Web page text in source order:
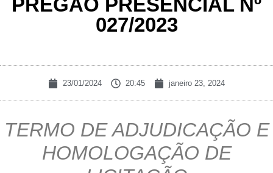
PREGÃO PRESENCIAL Nº
027/2023
23/01/2024 20:45 janeiro 23, 2024
TERMO DE ADJUDICAÇÃO E
HOMOLOGAÇÃO DE